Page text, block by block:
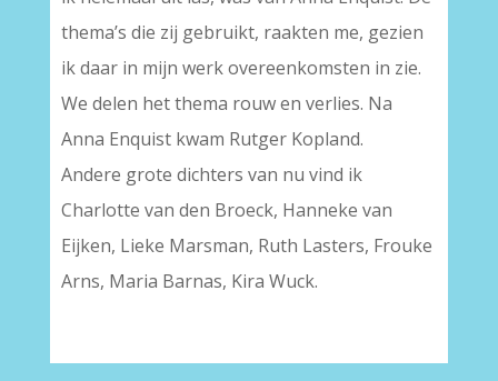
thema’s die zij gebruikt, raakten me, gezien
ik daar in mijn werk overeenkomsten in zie.
We delen het thema rouw en verlies. Na
Anna Enquist kwam Rutger Kopland.
Andere grote dichters van nu vind ik
Charlotte van den Broeck, Hanneke van
Eijken, Lieke Marsman, Ruth Lasters, Frouke
Arns, Maria Barnas, Kira Wuck.